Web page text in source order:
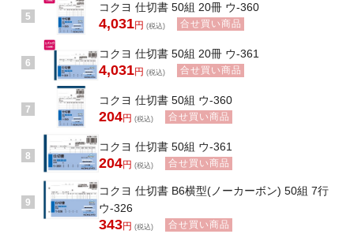
5
コクヨ 仕切書 50組 20冊 ウ-360
4,031円 (税込) 合せ買い商品
6
コクヨ 仕切書 50組 20冊 ウ-361
4,031円 (税込) 合せ買い商品
7
コクヨ 仕切書 50組 ウ-360
204円 (税込) 合せ買い商品
8
コクヨ 仕切書 50組 ウ-361
204円 (税込) 合せ買い商品
9
コクヨ 仕切書 B6横型(ノーカーボン) 50組 7行
ウ-326
343円 (税込) 合せ買い商品